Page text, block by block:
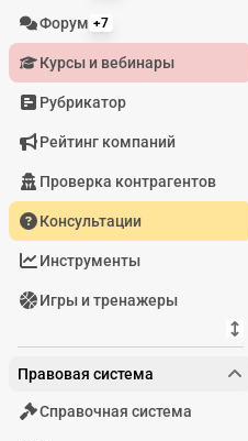
Форум +7
Курсы и вебинары
Рубрикатор
Рейтинг компаний
Проверка контрагентов
Консультации
Инструменты
Игры и тренажеры
Правовая система
Справочная система